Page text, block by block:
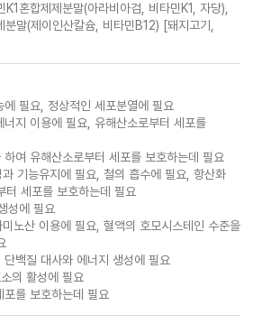
K1혼합제제분말(아라비아검, 비타민K1, 자당),
말(제이인산칼슘, 비타민B12) [돼지고기,
필요, 정상적인 세포분열에 필요
지 이용에 필요, 유해산소로부터 세포를
여 유해산소로부터 세포를 보호하는데 필요
기능유지에 필요, 철의 흡수에 필요, 항산화
터 세포를 보호하는데 필요
성에 필요
노산 이용에 필요, 혈액의 호모시스테인 수준을
백질 대사와 에너지 생성에 필요
의 활성에 필요
를 보호하는데 필요